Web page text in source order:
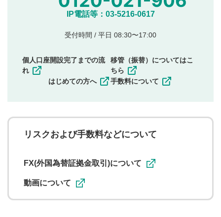
他のサイトへの誘導や営利目的、広告・宣伝を目
他者の権利（商標、著作権、その他の知的財産
その他当社が不適切と判断した投稿
一度投稿した評価およびコメントの変更・削除はできま
に関する著作者人格権を行使しないことに同意します。利
用者が投稿したコメントは、当社サービスの広告・宣伝、
ることがあります。
IP電話等：03-5216-0617
受付時間 / 平日 08:30〜17:00
個人口座開設完了までの流
れ
はじめての方へ
移管（振替）についてはこ
ちら
手数料について
リスクおよび手数料などについて
FX(外国為替証拠金取引)について
動画について